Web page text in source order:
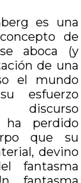
es una
de
aboca (y
de una
el mundo
esfuerzo
discurso
ha perdido
que su
devino
fantasma